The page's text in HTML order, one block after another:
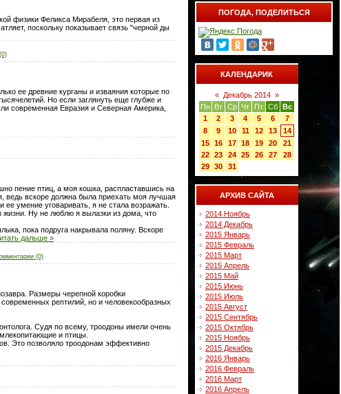
физики Феликса Мирабеля, это первая из
поскольку показывает связь "черной ды
ее древние курганы и изваяния которые по
Но если заглянуть еще глубже и
современная Евразия и Северная Америка,
пение птиц, а моя кошка, распластавшись на
ведь вскоре должна была приехать моя лучшая
умение уговаривать, я не стала возражать.
жизни. Ну не люблю я вылазки из дома, что
пока подруга накрывала поляну. Вскоре
дальше »
(0)
Размеры черепной коробки
рептилий, но и человекообразных
Судя по всему, троодоны имели очень
и птицы.
Это позволяло троодонам эффективно
ПОГОДА, ПОДЕЛИТЬСЯ
КАЛЕНДАРИК
« Декабрь 2014 »
Пн Вт Ср Чт Пт Сб Вс
1
2 3 4 5 6
7
8
9 10 11 12 13
14
15 16 17 18 19 20
21
22 23 24 25 26 27
28
29 30 31
АРХИВ САЙТА
2014 Ноябрь
2014 Декабрь
2015 Январь
2015 Февраль
2015 Март
2015 Апрель
2015 Май
2015 Июнь
2015 Июль
2015 Август
2015 Сентябрь
2015 Октябрь
2015 Ноябрь
2015 Декабрь
2016 Январь
2016 Февраль
2016 Март
2016 Апрель